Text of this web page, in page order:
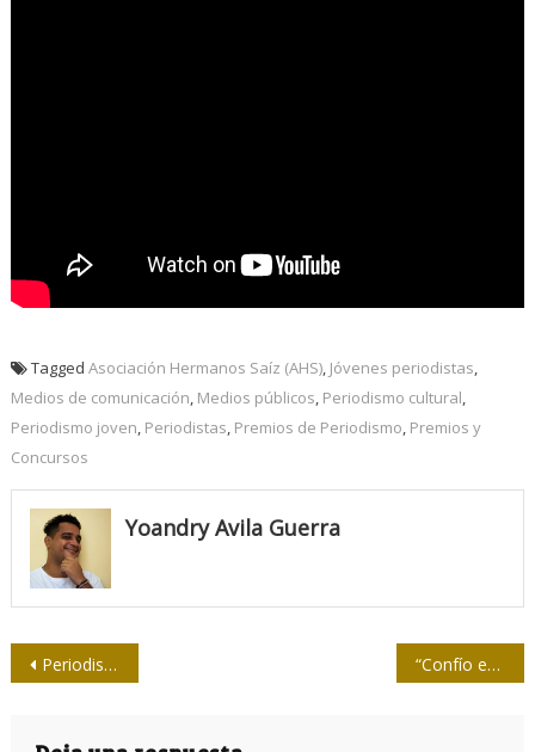
Tagged Asociación Hermanos Saíz (AHS), Jóvenes periodistas
Medios de comunicación Medios públicos Periodismo cultural
Periodismo joven Periodistas Premios de Periodismo Premios y
Concursos
Yoandry Avila Guerra
Navegación
Periodismo en Cuba: tres años, un siglo “Confío en que pasará esta situación y estoy seguro de que volveremos a una normalidad…”